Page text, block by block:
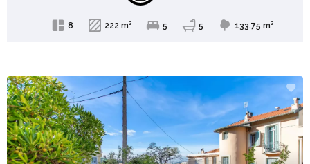
8 222 m² 5 5 133.75 m²